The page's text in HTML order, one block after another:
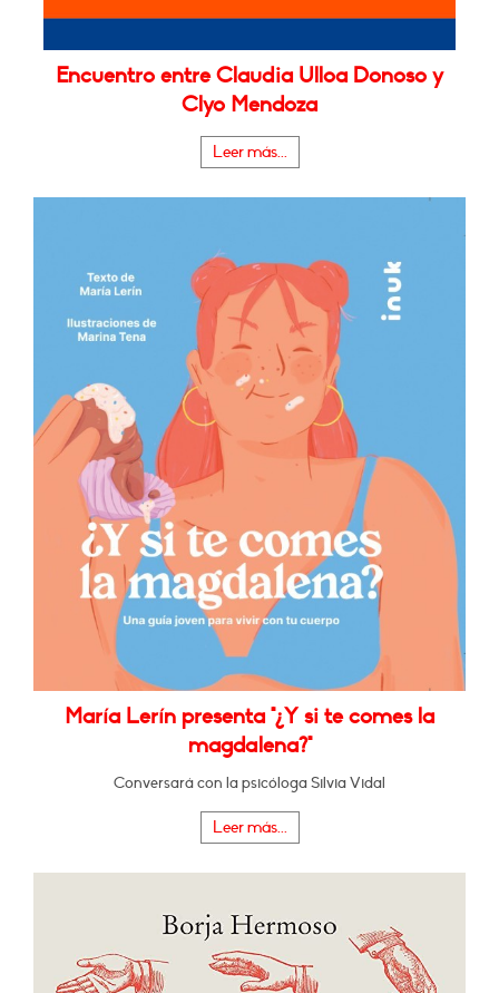
Encuentro entre Claudia Ulloa Donoso y
Clyo Mendoza
Leer más...
María Lerín presenta "¿Y si te comes la
magdalena?"
Conversará con la psicóloga Silvia Vidal
Leer más...